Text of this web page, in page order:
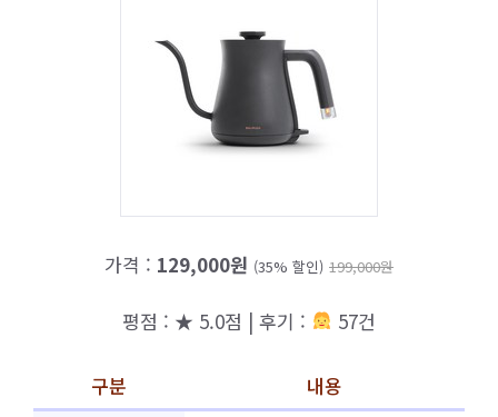
가격 : 129,000원 (35% 할인) 199,000원
평점 : ★ 5.0점 | 후기 : 57건
구분
내용